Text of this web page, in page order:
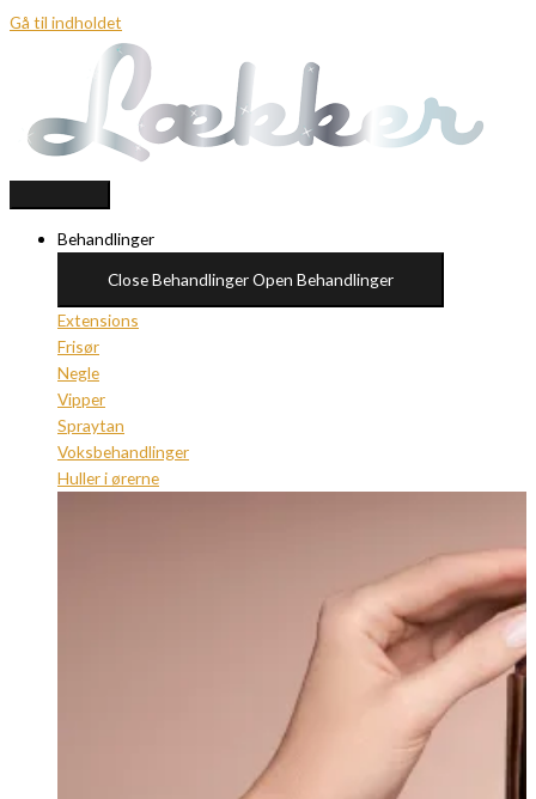
Gå til indholdet
Behandlinger
Close BehandlingerOpen Behandlinger
Extensions
Frisør
Negle
Vipper
Spraytan
Voksbehandlinger
Huller i ørerne